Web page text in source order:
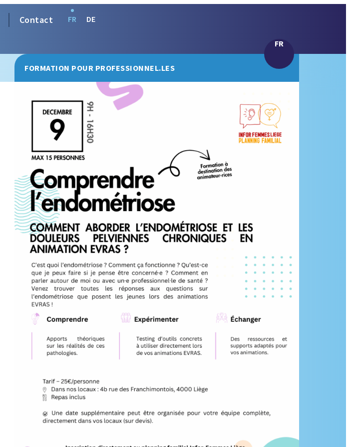
Contact FR DE
FORMATION POUR PROFESSIONNEL.LES
FR